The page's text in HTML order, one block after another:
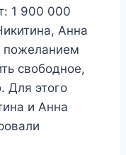
1 900 000
Анна
пожеланием
свободное,
Для этого
и Анна